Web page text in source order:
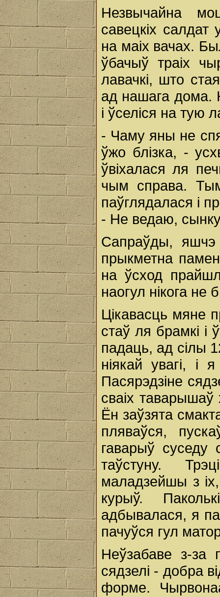
Незвычайна
савецкіх
на маіх вачах.
ўбачыў траіх
лавачкі, што
ад нашага дома.
і ўселіся на тую
- Чаму яны не
ўжо блізка, -
ўвіхалася ля
чым справа.
паўглядалася і
- Не ведаю,
Сапраўды, яшчэ
прыкметна
на ўсход
наогул нікога не
Цікавасць мяне
стаў ля брамкі і
падаць, ад сілы
ніякай увагі, і
Пасярэдзіне
сваіх
Ён заўзята
пляваўся,
гаварыў суседу
таўстуну.
маладзейшы з
курыў.
адбывалася, я
пачуўся гул
Неўзабаве з-за
сядзелі - добра
форме.